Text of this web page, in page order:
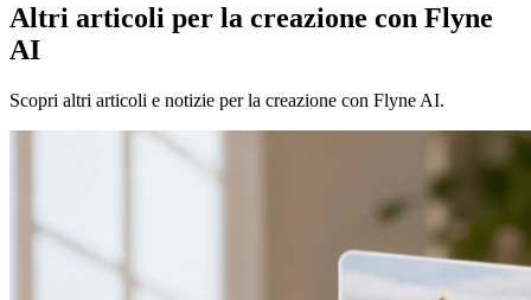
Altri articoli per la creazione con Flyne
AI
Scopri altri articoli e notizie per la creazione con Flyne AI.